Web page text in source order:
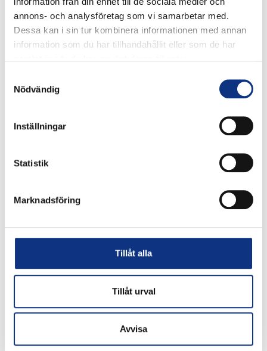
annons- och analysföretag som vi samarbetar med.
Dessa kan i sin tur kombinera informationen med annan
information som du har tillhandahållit eller som de har
Nödvändig
Inställningar
Statistik
Marknadsföring
Tillåt alla
Tillåt urval
Avvisa
Stabes nyhetsbrev
Signa upp